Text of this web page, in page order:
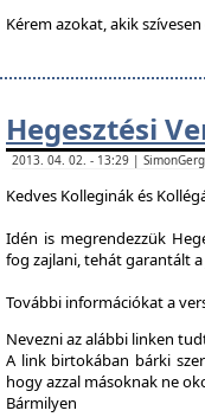
Kérem azokat, akik
Hegesztési
2013. 04. 02. - 13:29 |
Kedves Kolleginák és
Idén is megrendezzük
fog zajlani, tehát garantált
További információkat a
Nevezni az alábbi linken
A link birtokában bárki
hogy azzal másoknak ne
Bármilyen